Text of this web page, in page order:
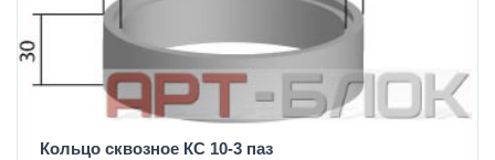
Кольцо сквозное КС 10-3 паз